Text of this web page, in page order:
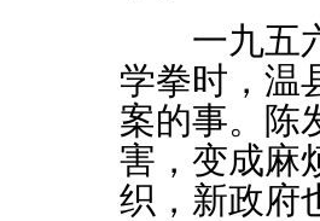
一九五六
学拳时，温
案的事。陈
害，变成麻
织，新政府